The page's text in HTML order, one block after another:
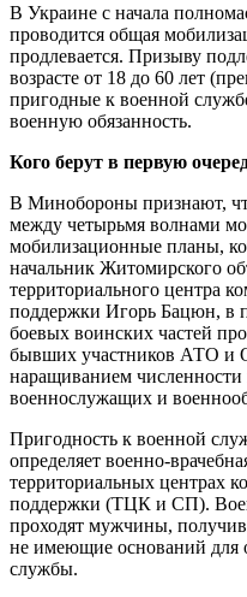
В Украине с начала
проводится общая
продлевается. Призыву
возрасте от 18 до 60 лет
пригодные к военной
военную обязанность.
Кого берут в первую
В Минобороны признают,
между четырьмя волнами
мобилизационные планы,
начальник Житомирского
территориального центра
поддержки Игорь Бацюн, в
боевых воинских частей
бывших участников АТО и
наращиванием численности
военнослужащих и
Пригодность к военной
определяет военно-
территориальных центрах
поддержки (ТЦК и СП).
проходят мужчины,
не имеющие оснований для
службы.